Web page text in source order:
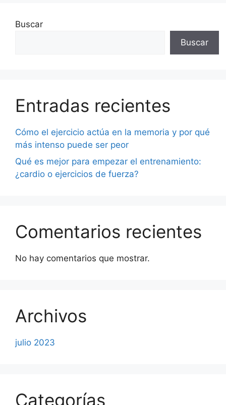
Buscar
Buscar
Entradas recientes
Cómo el ejercicio actúa en la memoria y por qué
más intenso puede ser peor
Qué es mejor para empezar el entrenamiento:
¿cardio o ejercicios de fuerza?
Comentarios recientes
No hay comentarios que mostrar.
Archivos
julio 2023
Categorías